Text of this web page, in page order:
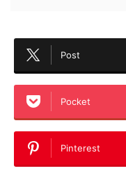
Post
Pocket
Pinterest